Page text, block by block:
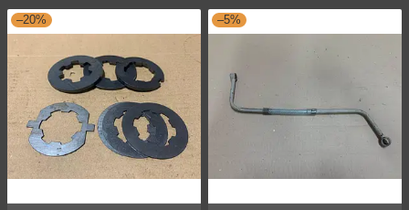
–20% –5%